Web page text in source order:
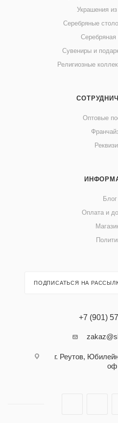
Украшения
Серебряные
Серебряная
Сувениры и
Религиозные
Оптовые
Блог
Оплата и
ПОДПИСАТЬСЯ НА
+7 (901)
г. Реутов,
оф